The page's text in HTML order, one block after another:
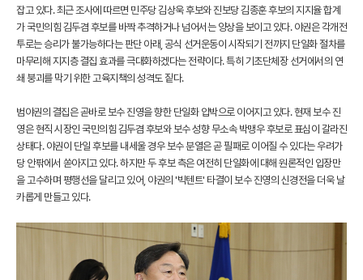
잡고 있다. 최근 조사에 따르면 민주당 김상욱 후보와 진보당 김종훈 후보의 지지율 합계
가 국민의힘 김두겸 후보를 바짝 추격하거나 넘어서는 양상을 보이고 있다. 야권은 각개전
투로는 승리가 불가능하다는 판단 아래, 공식 선거운동이 시작되기 전까지 단일화 절차를
마무리해 지지층 결집 효과를 극대화하겠다는 전략이다. 특히 기초단체장 선거에서의 연
쇄 붕괴를 막기 위한 고육지책의 성격도 짙다.
범야권의 결집은 곧바로 보수 진영을 향한 단일화 압박으로 이어지고 있다. 현재 보수 진
영은 현직 시장인 국민의힘 김두겸 후보와 보수 성향 무소속 박맹우 후보로 표심이 갈라진
상태다. 야권이 단일 후보를 내세울 경우 보수 분열은 곧 필패로 이어질 수 있다는 우려가
당 안팎에서 쏟아지고 있다. 하지만 두 후보 측은 여전히 단일화에 대해 원론적인 입장만
을 고수하며 평행선을 달리고 있어, 야권의 '빅텐트' 타결이 보수 진영의 신경전을 더욱 날
카롭게 만들고 있다.